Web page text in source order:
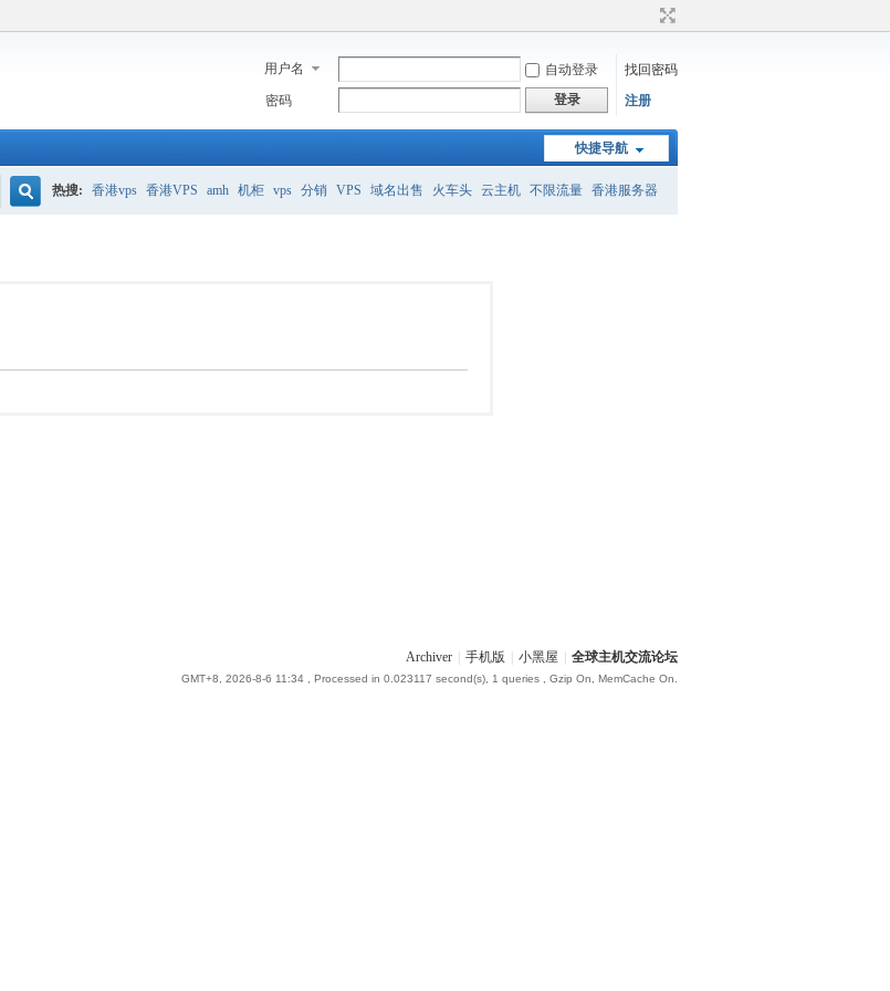
用户名 自动登录
找回密码
密码
登录 注册
快捷导航
热搜: 香港vps 香港VPS amh 机柜 vps 分销 VPS 域名出售 火车头 云主机 不限流量 香港服务器
Archiver 手机版 小黑屋 全球主机交流论坛
GMT+8, 2026-8-6 11:34 , Processed in 0.023117 second(s), 1 queries , Gzip On, MemCache On.